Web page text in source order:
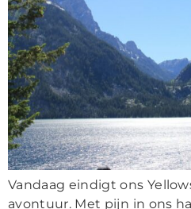
Vandaag eindigt ons
avontuur. Met pijn in ons